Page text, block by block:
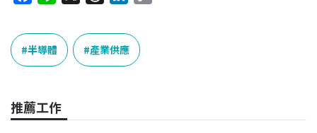
c
e
b
o
k
n
e
r
e
a
n
k
e
n
k
半導體 產業供應
推薦工作